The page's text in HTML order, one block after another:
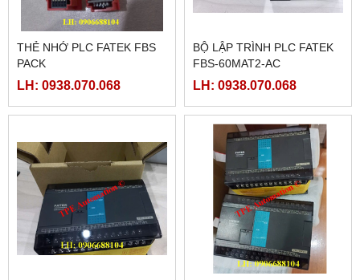
THẺ NHỚ PLC FATEK FBS
PACK
LH: 0938.070.068
BỘ LẬP TRÌNH PLC FATEK
FBS-60MAT2-AC
LH: 0938.070.068